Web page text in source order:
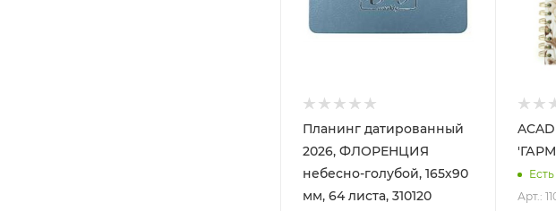
Планинг датированный
2026, ФЛОРЕНЦИЯ
небесно-голубой, 165х90
мм, 64 листа, 310120
Арт.: